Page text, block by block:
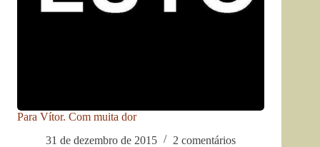
Para Vítor. Com muita dor
31 de dezembro de 2015
2 comentários